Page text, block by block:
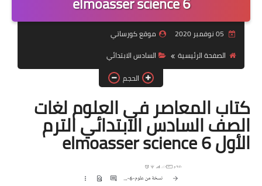
موضوعات
تكنولوجيا
روايات
صحة
موقع كورساتي
الصفحة الرئيسية
السادس الابتدائي
الحجم
كتاب المعاصر في العلوم لغات
الصف السادس الابتدائي الترم
الأول elmoasser science 6